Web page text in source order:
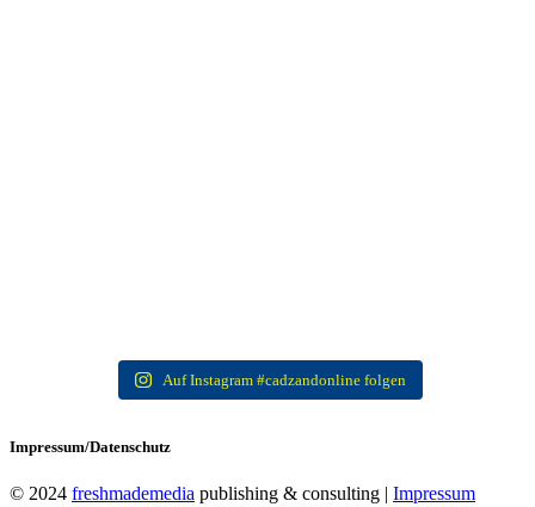
Auf Instagram #cadzandonline folgen
Impressum/Datenschutz
© 2024 freshmademedia publishing & consulting | Impressum